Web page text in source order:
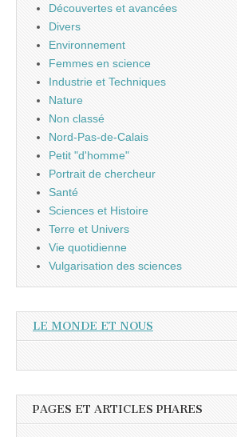
Découvertes et avancées
Divers
Environnement
Femmes en science
Industrie et Techniques
Nature
Non classé
Nord-Pas-de-Calais
Petit "d'homme"
Portrait de chercheur
Santé
Sciences et Histoire
Terre et Univers
Vie quotidienne
Vulgarisation des sciences
LE MONDE ET NOUS
PAGES ET ARTICLES PHARES